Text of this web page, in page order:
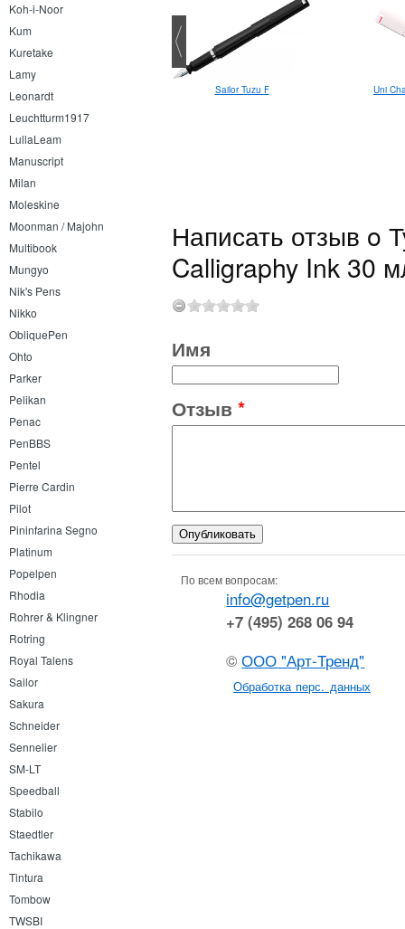
Koh-i-Noor
Kum
Kuretake
Lamy
Leonardt
Leuchtturm1917
LullaLeam
Manuscript
Milan
Moleskine
Moonman / Majohn
Multibook
Mungyo
Nik's Pens
Nikko
ObliquePen
Ohto
Parker
Pelikan
Penac
PenBBS
Pentel
Pierre Cardin
Pilot
Pininfarina Segno
Platinum
Popelpen
Rhodia
Rohrer & Klingner
Rotring
Royal Talens
Sailor
Sakura
Schneider
Sennelier
SM-LT
Speedball
Stabilo
Staedtler
Tachikawa
Tintura
Tombow
TWSBI
Faber-Castell Perfection 7058 Sailor Tuzu F Uni
Написать отзыв o
Calligraphy Ink 30
Имя
Отзыв *
По всем вопросам:
info@getpen.ru
+7 (495) 268 06 94
©ООО "Арт-Тренд"
Обработка перс. данных